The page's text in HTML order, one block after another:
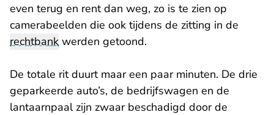
even terug en rent dan weg, zo is te zien op
camerabeelden die ook tijdens de zitting in de
rechtbank werden getoond.
De totale rit duurt maar een paar minuten. De drie
geparkeerde auto’s, de bedrijfswagen en de
lantaarnpaal zijn zwaar beschadigd door de